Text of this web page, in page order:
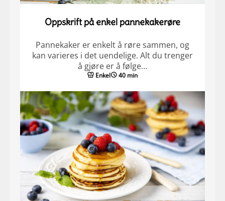
Oppskrift på enkel pannekakerøre
Pannekaker er enkelt å røre sammen, og
kan varieres i det uendelige. Alt du trenger
å gjøre er å følge…
Enkel 40 min